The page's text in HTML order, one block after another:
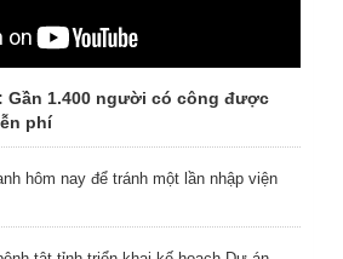
Gần 1.400 người có công được
phí
hôm nay để tránh một lần nhập viện